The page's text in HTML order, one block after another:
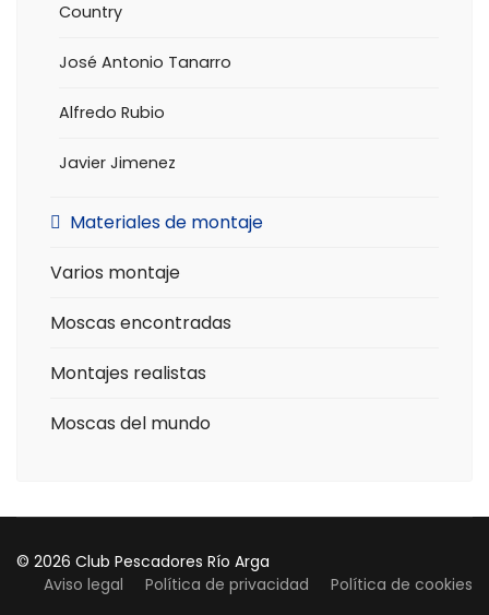
Country
José Antonio Tanarro
Alfredo Rubio
Javier Jimenez
Materiales de montaje
Varios montaje
Moscas encontradas
Montajes realistas
Moscas del mundo
© 2026 Club Pescadores Río Arga
Aviso legal
Política de privacidad Política de cookies